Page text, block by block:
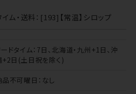
ム・送料：[193]【常温】シロップ
ードタイム：7日、北海道・九州+1日、沖
+2日(土日祝を除く)
品不可曜日 ：なし